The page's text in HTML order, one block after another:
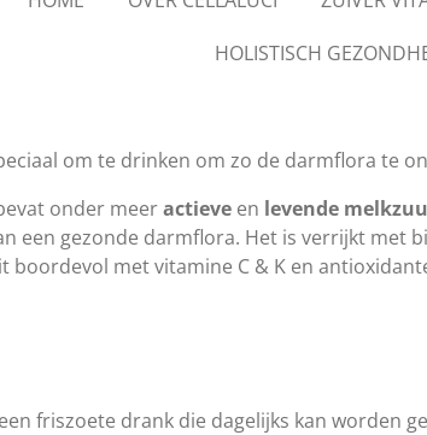
HOLISTISCH
om te drinken om zo de darmflora te
onder meeractieve en levende
een gezonde darmflora. Het is verrijkt met
boordevol met vitamine C & K en
friszoete drank die dagelijks kan worden